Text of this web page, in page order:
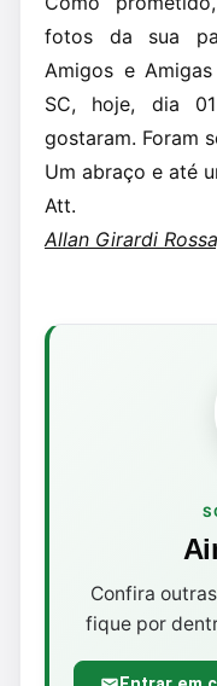
fotos da sua
Amigos e
SC, hoje, dia
gostaram. Foram
Um abraço e até
Att.
Allan Girardi
Confira
fique por